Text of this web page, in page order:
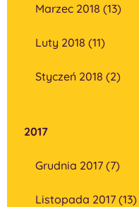
Marzec 2018 (13)
Luty 2018 (11)
Styczeń 2018 (2)
2017
Grudnia 2017 (7)
Listopada 2017 (13)